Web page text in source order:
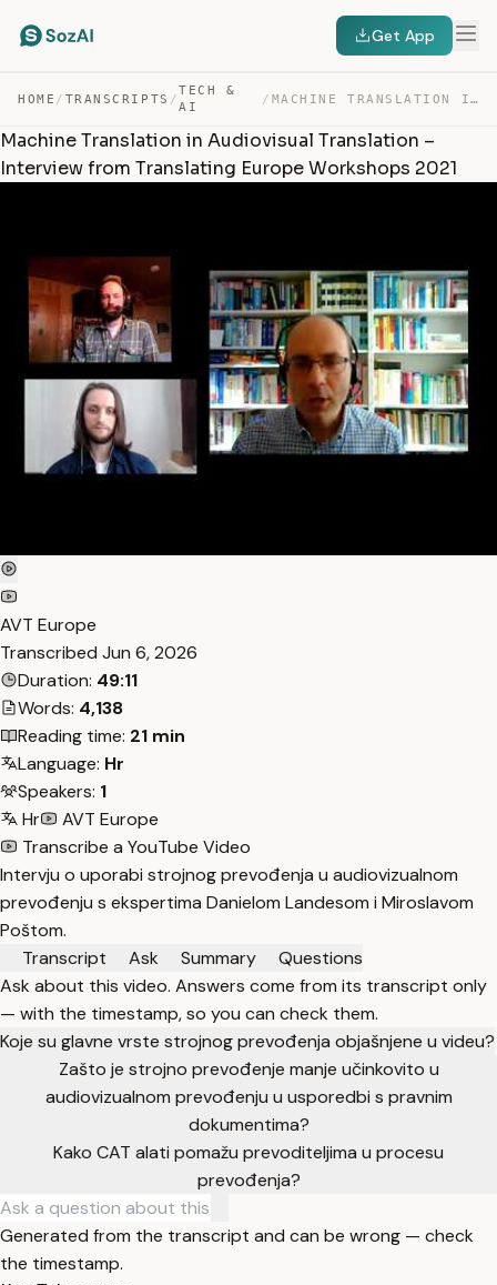
Get App
HOME / TRANSCRIPTS /
TECH &
AI
/ MACHINE TRANSLATION IN AUDIOVISUAL TRANSLATION – INTERV… — TRANSCRIPT
Machine Translation in Audiovisual Translation –
Interview from Translating Europe Workshops 2021
AVT Europe
Transcribed Jun 6, 2026
Duration: 49:11
Words: 4,138
Reading time: 21 min
Language: Hr
Speakers: 1
Hr
AVT Europe
Transcribe a YouTube Video
Intervju o uporabi strojnog prevođenja u audiovizualnom
prevođenju s ekspertima Danielom Landesom i Miroslavom
Poštom.
Transcript
Ask Summary
Questions
Ask about this video. Answers come from its transcript only
— with the timestamp, so you can check them.
Koje su glavne vrste strojnog prevođenja objašnjene u videu?
Zašto je strojno prevođenje manje učinkovito u
audiovizualnom prevođenju u usporedbi s pravnim
dokumentima?
Kako CAT alati pomažu prevoditeljima u procesu
prevođenja?
Generated from the transcript and can be wrong — check
the timestamp.